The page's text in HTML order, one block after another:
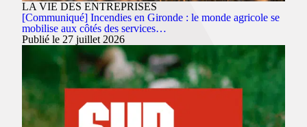
LA VIE DES ENTREPRISES
[Communiqué] Incendies en Gironde : le monde agricole se
mobilise aux côtés des services…
Publié le 27 juillet 2026